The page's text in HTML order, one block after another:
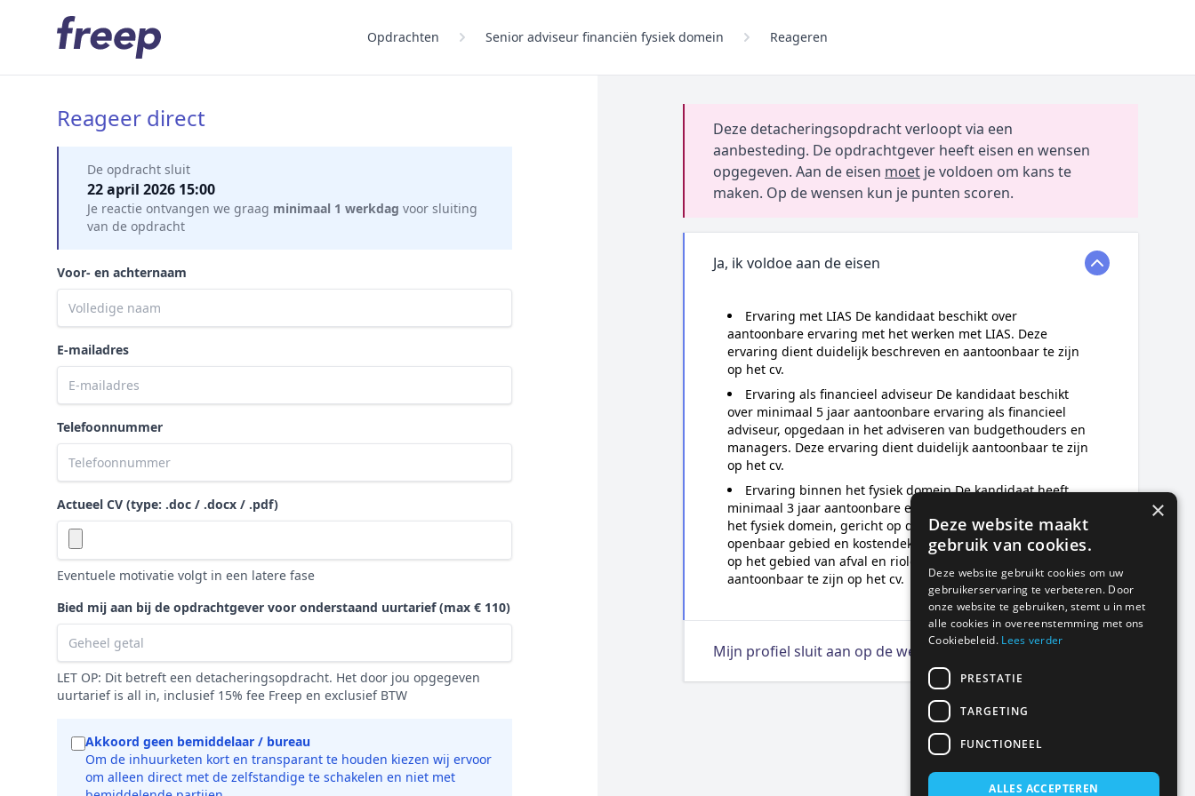
Opdrachten Senior adviseur financiën fysiek domein Reageren
Mijn gegevens
Reageer direct
De opdracht sluit
22 april 2026 15:00
Je reactie ontvangen we graag minimaal 1 werkdag voor sluiting
van de opdracht
Voor- en achternaam
E-mailadres
Telefoonnummer
Actueel CV (type: .doc / .docx / .pdf)
Eventuele motivatie volgt in een latere fase
Bied mij aan bij de opdrachtgever voor onderstaand uurtarief(max € 110)
LET OP: Dit betreft een detacheringsopdracht. Het door jou opgegeven
uurtarief is all in, inclusief 15% fee Freep en exclusief BTW
Akkoord geen bemiddelaar / bureau
Om de inhuurketen kort en transparant te houden kiezen wij ervoor
om alleen direct met de zelfstandige te schakelen en niet met
Deze detacheringsopdracht verloopt via een
aanbesteding. De opdrachtgever heeft eisen en wensen
opgegeven. Aan de eisen moet je voldoen om kans te
maken. Op de wensen kun je punten scoren.
Ja, ik voldoe aan de eisen
Ervaring met LIAS De kandidaat beschikt over
aantoonbare ervaring met het werken met LIAS. Deze
ervaring dient duidelijk beschreven en aantoonbaar te zijn
op het cv.
Ervaring als financieel adviseur De kandidaat beschikt
over minimaal 5 jaar aantoonbare ervaring als financieel
adviseur, opgedaan in het adviseren van budgethouders en
managers. Deze ervaring dient duidelijk aantoonbaar te zijn
op het cv.
Ervaring binnen het fysiek domein De kandidaat heeft
minimaal 3 jaar aantoonbare ervaring met werken binnen
het fysiek domein, gericht op de ontwikkeling van het
openbaar gebied en kostendekkende exploitaties, met name
op het gebied van afval en riolering. Deze ervaring dient
aantoonbaar te zijn op het cv.
Mijn profiel sluit aan op de wensen
×
Deze website maakt
gebruik van cookies.
Deze website gebruikt cookies om uw
gebruikerservaring te verbeteren. Door
onze website te gebruiken, stemt u in met
alle cookies in overeenstemming met ons
Cookiebeleid. Lees verder
PRESTATIE
TARGETING
FUNCTIONEEL
ALLES ACCEPTEREN